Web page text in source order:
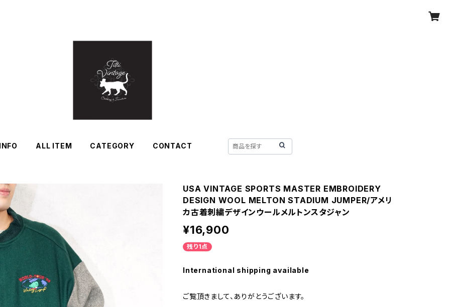
ALL ITEM CATEGORY CONTACT
USA VINTAGE SPORTS MASTER EMBROIDERY
DESIGN WOOL MELTON STADIUM JUMPER/アメリ
カ古着刺繍デザインウールメルトンスタジャン
¥16,900
残り1点
International shipping available
ご覧頂きまして、ありがとうございます。